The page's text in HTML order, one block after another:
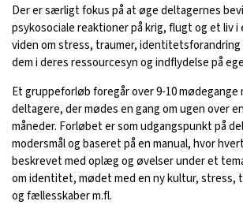
Der er særligt fokus på at øge deltagernes
psykosociale reaktioner på krig, flugt og et liv i
viden om stress, traumer,
dem i deres ressourcesyn og indflydelse på
Et gruppeforløb foregår over 9-10 mødegange
deltagere, der mødes en gang om ugen over
måneder. Forløbet er som udgangspunkt på
modersmål og baseret på en manual, hvor
beskrevet med oplæg og øvelser under et
om identitet, mødet med en ny kultur, stress,
og fællesskaber m.fl.